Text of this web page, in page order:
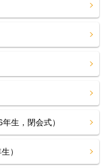
生，閉会式）
）